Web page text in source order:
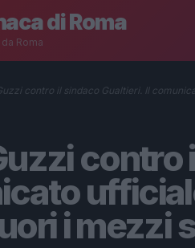
di Roma
Roma
contro il sindaco Gualtieri. Il
contro
i mezzi